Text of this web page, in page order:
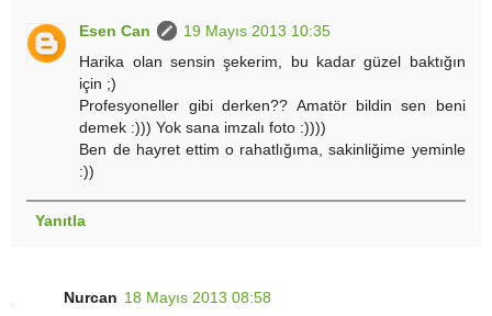
Esen Can
19 Mayıs 2013 10:35
Harika olan sensin şekerim, bu kadar güzel baktığın
için ;)
Profesyoneller gibi derken?? Amatör bildin sen beni
demek :))) Yok sana imzalı foto :))))
Ben de hayret ettim o rahatlığıma, sakinliğime yeminle
:))
Yanıtla
Nurcan 18 Mayıs 2013 08:58